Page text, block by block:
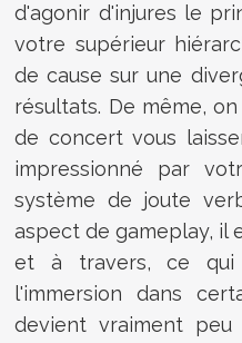
d'agonir d'injures le
votre supérieur
de cause sur une
résultats. De même,
de concert vous
impressionné par
système de joute
aspect de gameplay, il
et à travers, ce qui
l'immersion dans
devient vraiment